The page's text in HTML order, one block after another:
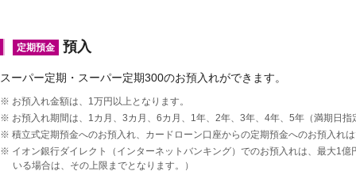
定期預金 預入
スーパー定期・スーパー定期300のお預入れができます。
※ お預入れ金額は、1万円以上となります。
※ お預入れ期間は、1カ月、3カ月、6カ月、1年、2年、3年、4年、5年（満期日
※ 積立式定期預金へのお預入れ、カードローン口座からの定期預金へのお預入れ
※ イオン銀行ダイレクト（インターネットバンキング）でのお預入れは、最大1
いる場合は、その上限までとなります。）